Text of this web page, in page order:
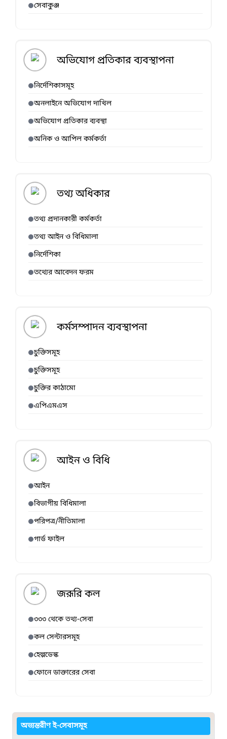
সেবাকুঞ্জ
অভিযোগ প্রতিকার ব্যবস্থাপনা
নির্দেশিকাসমূহ
অনলাইনে অভিযোগ দাখিল
অভিযোগ প্রতিকার ব্যবস্থা
অনিক ও আপিল কর্মকর্তা
তথ্য অধিকার
তথ্য প্রদানকারী কর্মকর্তা
তথ্য আইন ও বিধিমালা
নির্দেশিকা
তথ্যের আবেদন ফরম
কর্মসম্পাদন ব্যবস্থাপনা
চুক্তিসমূহ
চুক্তিসমূহ
চুক্তির কাঠামো
এপিএমএস
আইন ও বিধি
আইন
বিভাগীয় বিধিমালা
পরিপত্র/নীতিমালা
গার্ড ফাইল
জরূরি কল
৩৩৩ থেকে তথ্য-সেবা
কল সেন্টারসমূহ
হেল্পডেস্ক
ফোনে ডাক্তারের সেবা
অভ্যন্তরীণ ই-সেবাসমূহ